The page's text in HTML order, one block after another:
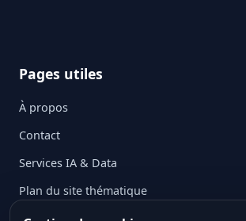
Pages utiles
À propos
Contact
Services IA & Data
Plan du site thématique